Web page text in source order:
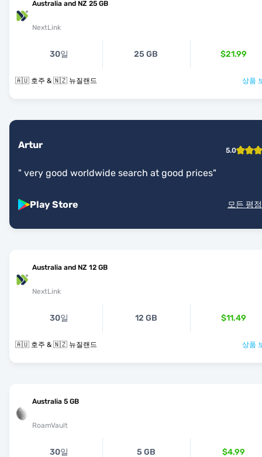
Australia and NZ 25 GB
NextLink
30일 25 GB $21.99
🇦🇺 호주 & 🇳🇿 뉴질랜드 상품
Artur 5.0
" very good worldwide search at good prices"
Play Store 모든 평
Australia and NZ 12 GB
NextLink
30일 12 GB $11.49
🇦🇺 호주 & 🇳🇿 뉴질랜드 상품
Australia 5 GB
RoamVault
30일 5 GB $4.99